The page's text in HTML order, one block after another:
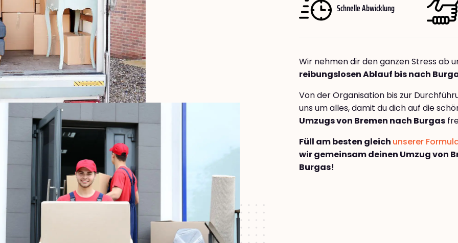
Schnelle Abwicklung
Wir nehmen dir den ganzen Stress ab
reibungslosen Ablauf bis nach
Von der Organisation bis zur
uns um alles, damit du dich auf die
Umzugs von Bremen nach Burgas
Füll am besten gleich unserer
wir gemeinsam deinen Umzug von
Burgas!